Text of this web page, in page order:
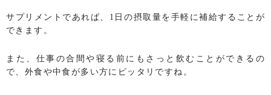
サプリメントであれば、1日の摂取量を手軽に補給することが
できます。
また、仕事の合間や寝る前にもさっと飲むことができるの
で、外食や中食が多い方にピッタリですね。